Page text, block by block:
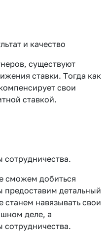
и качество
существуют
ставки. Тогда как
свои
ставкой.
сможем добиться
предоставим детальный
станем навязывать свои
деле, а